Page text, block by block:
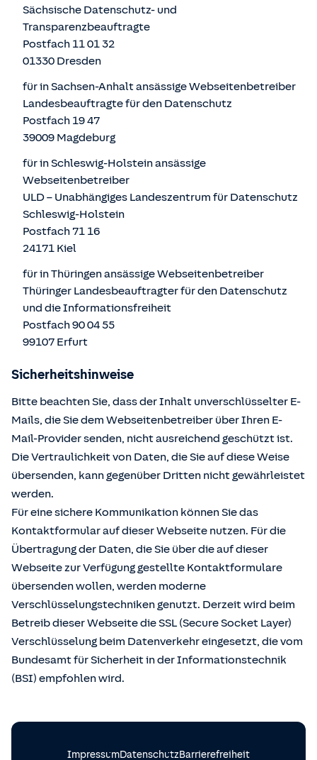
Sächsische Datenschutz- und
Transparenzbeauftragte
Postfach 11 01 32
01330 Dresden
für in Sachsen-Anhalt ansässige Webseitenbetreiber
Landesbeauftragte für den Datenschutz
Postfach 19 47
39009 Magdeburg
für in Schleswig-Holstein ansässige
Webseitenbetreiber
ULD – Unabhängiges Landeszentrum für Datenschutz
Schleswig-Holstein
Postfach 71 16
24171 Kiel
für in Thüringen ansässige Webseitenbetreiber
Thüringer Landesbeauftragter für den Datenschutz
und die Informationsfreiheit
Postfach 90 04 55
99107 Erfurt
Sicherheitshinweise
Bitte beachten Sie, dass der Inhalt unverschlüsselter E-
Mails, die Sie dem Webseitenbetreiber über Ihren E-
Mail-Provider senden, nicht ausreichend geschützt ist.
Die Vertraulichkeit von Daten, die Sie auf diese Weise
übersenden, kann gegenüber Dritten nicht gewährleistet
werden.
Für eine sichere Kommunikation können Sie das
Kontaktformular auf dieser Webseite nutzen. Für die
Übertragung der Daten, die Sie über die auf dieser
Webseite zur Verfügung gestellte Kontaktformulare
übersenden wollen, werden moderne
Verschlüsselungstechniken genutzt. Derzeit wird beim
Betreib dieser Webseite die SSL (Secure Socket Layer)
Verschlüsselung beim Datenverkehr eingesetzt, die vom
Bundesamt für Sicherheit in der Informationstechnik
(BSI) empfohlen wird.
ImpressumDatenschutzBarrierefreiheit